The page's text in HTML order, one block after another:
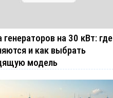
генераторов на 30 кВт: где
и как выбрать
модель